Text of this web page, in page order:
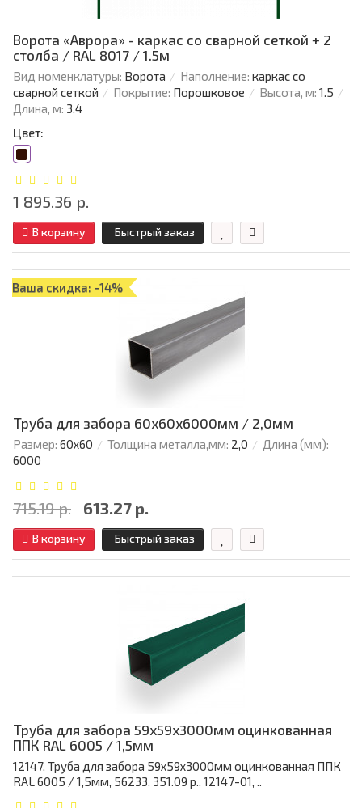
Ворота «Аврора» - каркас со сварной сеткой + 2
столба / RAL 8017 / 1.5м
Вид номенклатуры: Ворота Наполнение: каркас со
сварной сеткой
Покрытие: Порошковое Высота, м: 1.5
Длина, м: 3.4
Цвет:
1 895.36 р.
В корзину Быстрый заказ
Ваша скидка: -14%
Труба для забора 60х60x6000мм / 2,0мм
Размер: 60х60 Толщина металла,мм: 2,0
Длина (мм):
6000
715.19 р. 613.27 р.
В корзину Быстрый заказ
Труба для забора 59х59x3000мм оцинкованная
ППК RAL 6005 / 1,5мм
12147, Труба для забора 59х59x3000мм оцинкованная ППК
RAL 6005 / 1,5мм, 56233, 351.09 р., 12147-01, ..